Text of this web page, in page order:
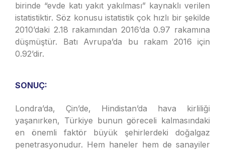
birinde “evde katı yakıt yakılması” kaynaklı verilen
istatistiktir. Söz konusu istatistik çok hızlı bir şekilde
2010’daki 2.18 rakamından 2016’da 0.97 rakamına
düşmüştür. Batı Avrupa’da bu rakam 2016 için
0.92’dir.
SONUÇ:
Londra’da, Çin’de, Hindistan’da hava kirliliği
yaşanırken, Türkiye bunun göreceli kalmasındaki
en önemli faktör büyük şehirlerdeki doğalgaz
penetrasyonudur. Hem haneler hem de sanayiler